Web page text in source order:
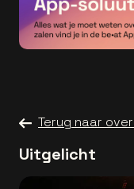
Terug naar
Uitgelicht